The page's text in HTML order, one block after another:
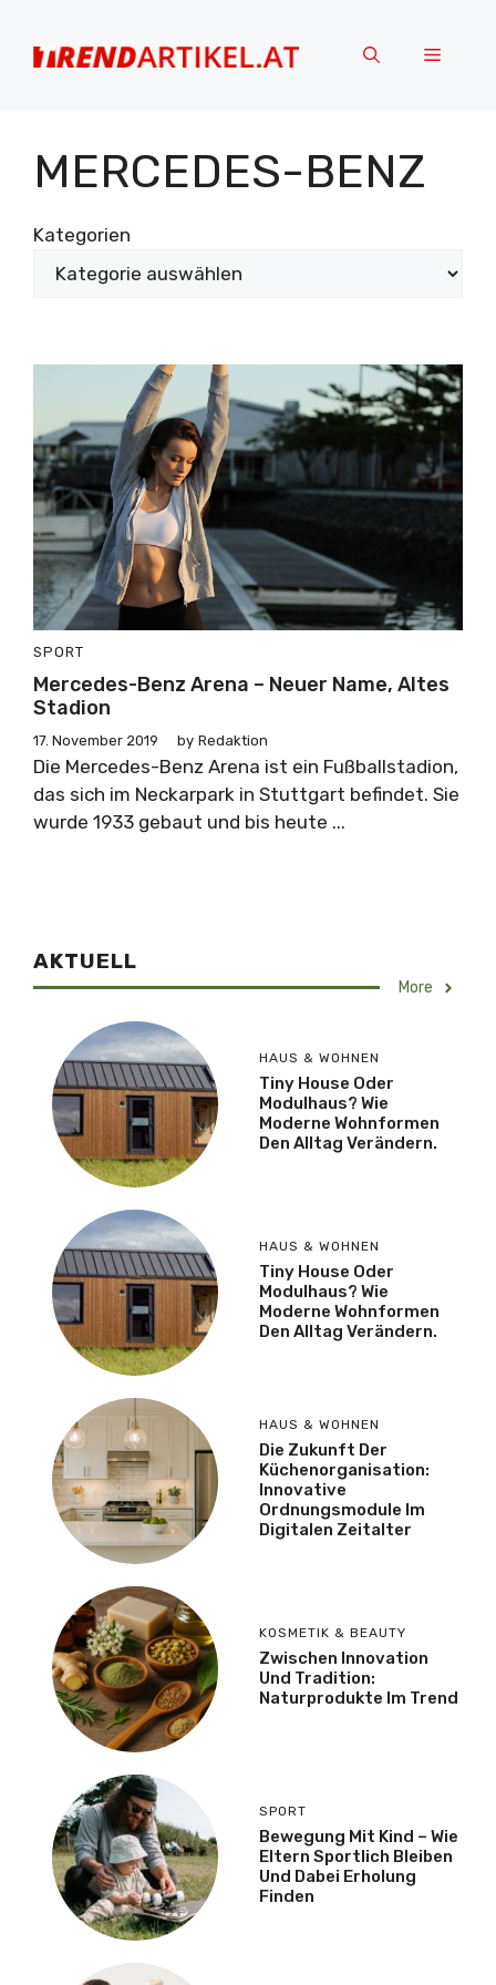
springen
Menü
MERCEDES-BENZ
Kategorien
SPORT
Mercedes-Benz Arena – Neuer Name, Altes
Stadion
17. November 2019 by Redaktion
Die Mercedes-Benz Arena ist ein Fußballstadion,
das sich im Neckarpark in Stuttgart befindet. Sie
wurde 1933 gebaut und bis heute ...
AKTUELL
More
HAUS & WOHNEN
Tiny House Oder
Modulhaus? Wie
Moderne Wohnformen
Den Alltag Verändern.
HAUS & WOHNEN
Tiny House Oder
Modulhaus? Wie
Moderne Wohnformen
Den Alltag Verändern.
HAUS & WOHNEN
Die Zukunft Der
Küchenorganisation:
Innovative
Ordnungsmodule Im
Digitalen Zeitalter
KOSMETIK & BEAUTY
Zwischen Innovation
Und Tradition:
Naturprodukte Im Trend
SPORT
Bewegung Mit Kind – Wie
Eltern Sportlich Bleiben
Und Dabei Erholung
Finden